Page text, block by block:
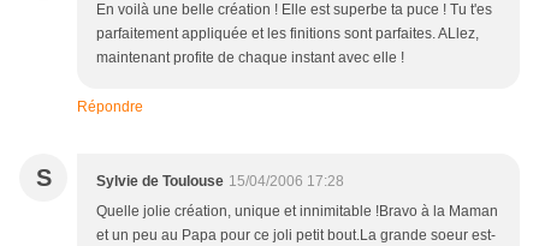
En voilà une belle création ! Elle est superbe ta puce ! Tu t'es
parfaitement appliquée et les finitions sont parfaites. ALlez,
maintenant profite de chaque instant avec elle !
Répondre
S Sylvie de Toulouse 15/04/2006 17:28
Quelle jolie création, unique et innimitable !Bravo à la Maman
et un peu au Papa pour ce joli petit bout.La grande soeur est-